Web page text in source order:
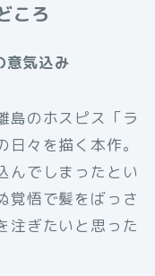
ころ
意気込み
島のホスピス「ラ
々を描く本作。
んでしまったとい
覚悟で髪をばっさ
注ぎたいと思った